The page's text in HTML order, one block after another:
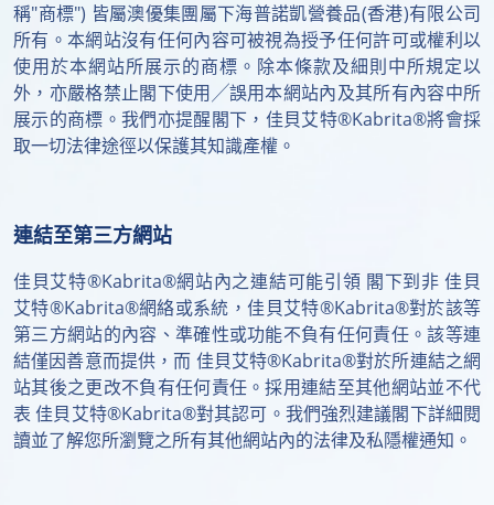
稱"商標") 皆屬澳優集團屬下海普諾凱營養品(香港)有限公司
所有。本網站沒有任何內容可被視為授予任何許可或權利以
使用於本網站所展示的商標。除本條款及細則中所規定以
外，亦嚴格禁止閣下使用╱誤用本網站內及其所有內容中所
展示的商標。我們亦提醒閣下，佳貝艾特®Kabrita®將會採
取一切法律途徑以保護其知識產權。
連結至第三方網站
佳貝艾特®Kabrita®網站內之連結可能引領 閣下到非 佳貝
艾特®Kabrita®網絡或系統，佳貝艾特®Kabrita®對於該等
第三方網站的內容、準確性或功能不負有任何責任。該等連
結僅因善意而提供，而 佳貝艾特®Kabrita®對於所連結之網
站其後之更改不負有任何責任。採用連結至其他網站並不代
表 佳貝艾特®Kabrita®對其認可。我們強烈建議閣下詳細閱
讀並了解您所瀏覽之所有其他網站內的法律及私隱權通知。